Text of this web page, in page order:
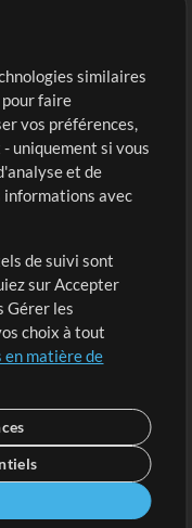
similaires
pour faire
vos préférences,
uniquement si vous
et de
avec
de suivi sont
sur Accepter
Gérer les
choix à tout
en matière de